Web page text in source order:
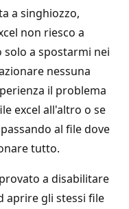
a singhiozzo,
non riesco a
solo a spostarmi nei
nessuna
il problema
excel all'altro o se
al file dove
tutto.
a disabilitare
aprire gli stessi file